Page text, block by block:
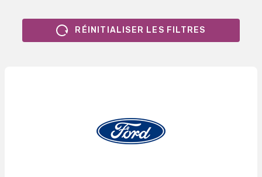
RÉINITIALISER LES FILTRES